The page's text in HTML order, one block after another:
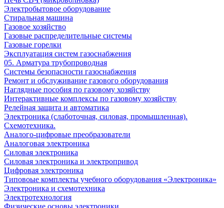
Электробытовое оборудование
Стиральная машина
Газовое хозяйство
Газовые распределительные системы
Газовые горелки
Эксплуатация систем газоснабжения
05. Арматура трубопроводная
Системы безопасности газоснабжения
Ремонт и обслуживание газового оборудования
Наглядные пособия по газовому хозяйству
Интерактивные комплексы по газовому хозяйству
Релейная защита и автоматика
Электроника (слаботочная, силовая, промышленная).
Схемотехника.
Аналого-цифровые преобразователи
Аналоговая электроника
Cиловая электроника
Cиловая электроника и электропривод
Цифровая электроника
Типовоые комплекты учебного оборудования «Электроника»
Электроника и схемотехника
Электротехнология
Физические основы электроники